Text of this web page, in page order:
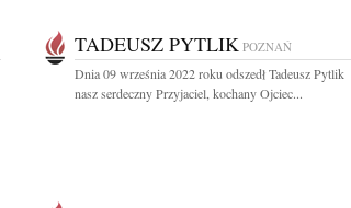
TADEUSZ PYTLIK POZNAŃ
Dnia 09 września 2022 roku odszedł Tadeusz Pytlik
nasz serdeczny Przyjaciel, kochany Ojciec...